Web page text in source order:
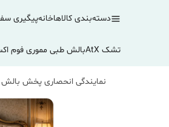
دسته‌بندی کالاهاخانهپیگیری
تشک AtX بالش طبی مموری فوم
نمایندگی انحصاری پخش